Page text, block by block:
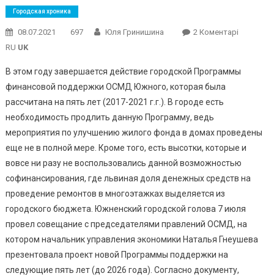
Городская хроника
08.07.2021 697 Юля Гринишина 2 КоментаріДо
На
Помощь
Новому
RU UK
В этом году завершается действие городской Программы
финансовой поддержки ОСМД Южного, которая была
рассчитана на пять лет (2017-2021 г.г.). В городе есть
необходимость продлить данную Программу, ведь
мероприятия по улучшению жилого фонда в домах проведены
еще не в полной мере. Кроме того, есть высотки, которые и
вовсе ни разу не воспользовались данной возможностью
софинансирования, где львиная доля денежных средств на
проведение ремонтов в многоэтажках выделяется из
городского бюджета. Южненский городской голова 7 июля
провел совещание с председателями правлений ОСМД, на
котором начальник управления экономики Наталья Гнеушева
презентовала проект новой Программы поддержки на
следующие пять лет (до 2026 года). Согласно документу,